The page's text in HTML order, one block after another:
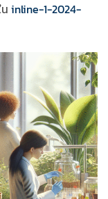
น inline-1-2024-